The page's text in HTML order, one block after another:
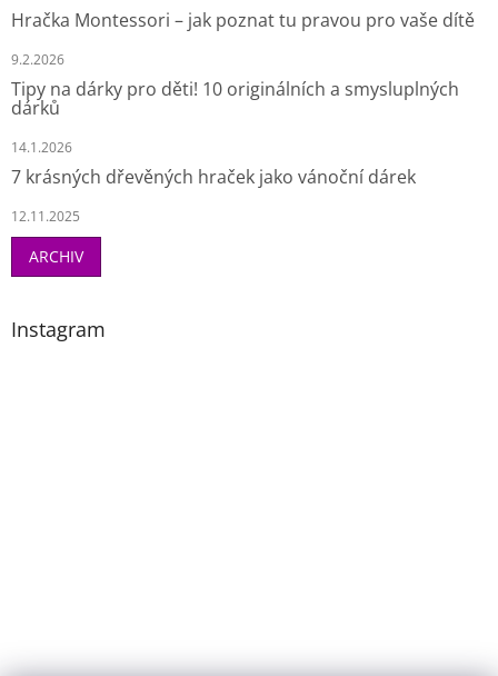
Hračka Montessori – jak poznat tu pravou pro vaše dítě
9.2.2026
Tipy na dárky pro děti! 10 originálních a smysluplných
dárků
14.1.2026
7 krásných dřevěných hraček jako vánoční dárek
12.11.2025
ARCHIV
Instagram